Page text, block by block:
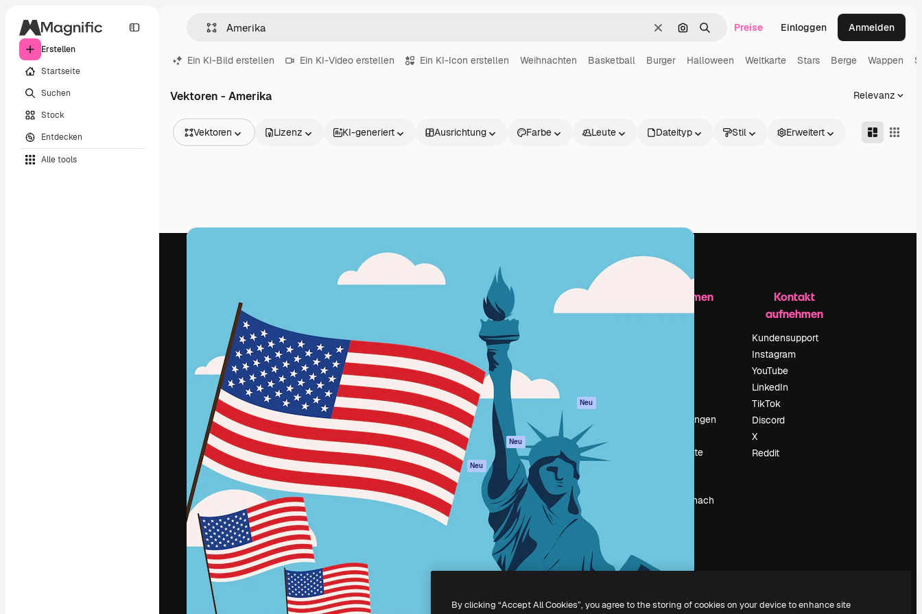
Erstellen
Startseite
Suchen
Stock
Entdecken
Alle tools
LöschenNach Bild suchen
SuchenPreise Einloggen Anmelden
Ein KI-Bild erstellen Ein KI-Video erstellen Ein KI-Icon erstellen Weihnachten Basketball Burger Halloween Weltkarte Stars Berge Wappen
Vektoren - Amerika Relevanz
Vektoren
Videos
Lizenz KI-generiert Ausrichtung Farbe Leute Dateityp Stil Erweitert
Die kreative Plattform, um deine beste
Arbeit zu verwirklichen. Mehr als 1 Million
Abonnenten unter Kreativen, Unternehmen,
Agenturen und Studios.
Deutsch
KI-Assistent
KI-Bildgenerator
KI-Videogenerator
KI-
Stimmengenerator
Stock-Inhalte
MCP für
Claude/ChatGPT
Neu
Agenten Neu
API
Mobile App
Alle Magnific-Tools
Loslegen
Datenschutzerklärung
Originale
Neu
Cookie-Richtlinie
Vertrauenszentrum
Partner
Unternehmen
Unternehmen
Veranstaltungen
Deine Inhalte
Suchst du nach
Kontakt
aufnehmen
Kundensupport
Instagram
YouTube
LinkedIn
TikTok
Discord
X
Reddit
Copyright © 2010-2026 Alle Rechte vorbehalten
By clicking “Accept All Cookies”, you agree to the storing of cookies on your device to enhance site